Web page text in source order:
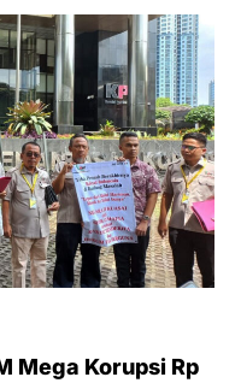
Mega Korupsi Rp